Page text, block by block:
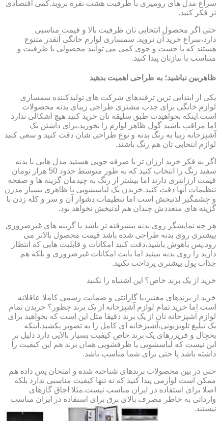
سراغ مدل های رومیزی با ظرفیت هشت نفره بروید.کمی اقتصادی
تر فکر کنید.
حتی اگر محصول انتخابی تان ظرفیت بالا و قیمت مناسبی
دارد،سراغ خرید آن نروید. سمساری لوازم خانگی آنقدر متنوع
هستند که با جست و جوی کمی می توانید محصولی با ظرفیت و
متناسب با نیازتان پیدا کنید.
ظاهربین نباشید؛ به طراحی اهمیت بدهید
یکی از ابتدایی ترین ترفندهای شرکت های تولیدکننده سمساری
لوازم خانگی برای جذب مشتری طراحی زیبای بدنه محصولات
است.اینکه بخواهیدت طبق سلیقه تان خرید کنید هیچ اشکالی ندارد
اما مراقب باشید گول ظاهر لوازم را نخورید.برای داشتن یک
آشپزخانه زیبا به رنگ بدنه و نوع طراحی شان دقت کنید و سعی کنید
لوازم انتخابی تان هم رنگ باشند.
اگر به فکر خرید ارزان تر یا صرفه جویی هستید مدل هایی با بدنه
سفید رنگ را انتخاب کنید که به طور متوسط حدود 50 هزار تومان
قیمت ارزانتری دارند اما بیشتر از رنگ به چیدمان گزینه ها و صفحه
تنظیمات آنها دقت کنید.خریدن یک لباسشویی با ظاهری بسیار مدرن
و چشمگیر لذتبخش است اما تنظیمات دشوار آن و سر و کله زدن با
گزینه های متعددش چندان هم لذتبخش نخواهد بود.
هر چه نمایشگر روی بدنه پیشرفته تر باشد یا گزینه های غیرضروری
بیشتری روی بدنه طراحی شده باشد قیمت محصول بالاتر می
رود.پس باهوش باشید،دقت کنید امکانات و قابلیت هایی که انتظار
دارید را روی بدنه ببینید اما بابت امکانات غیرضروری و بلکه هم
جذاب پول بیشتری پرداخت نکنید.
خرید از یک برند خاص؟ این اشتباه را نکنید
خرید از برندهای معتبر،با گارانتی و ضمانت رسمی کاملا عاقلانه
است اما خرید تمام لوازم آشپزخانه از یک برند چطور؟ خریدن تمام
لوازم آشپزخانه تان از یک برند دقیقا مثل این است که بخواهید برای
یک تبلیغ تلویزیونی،آشپزخانه ای کامل را به تصویر بکشید.اینکه
یخچال و فریزرهای یک برند خاص کیفیت بسیار بالایی دارد دلیل بر
این نیست که لباسشویی یا ظرفشویی همان برند هم این کیفیت را
داشته باشد یا حتی برای شما مناسب باشد.
حتی در بین محصولات برندهای شناخته شده و امتحان پس داده هم
ممکن است لوازمی پیدا کنید که نه تنها کیفیت مناسبی ندارد بلکه
اصلا برای استفاده در ایران مناسب نیست.مثلا اجاق گازهای
وارداتی به خاطر مصرف بالای برق برای استفاده در ایران مناسب
نیستند.